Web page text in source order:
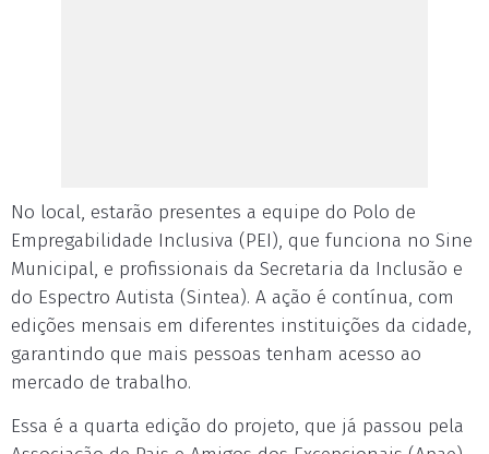
No local, estarão presentes a equipe do Polo de
Empregabilidade Inclusiva (PEI), que funciona no Sine
Municipal, e profissionais da Secretaria da Inclusão e
do Espectro Autista (Sintea). A ação é contínua, com
edições mensais em diferentes instituições da cidade,
garantindo que mais pessoas tenham acesso ao
mercado de trabalho.
Essa é a quarta edição do projeto, que já passou pela